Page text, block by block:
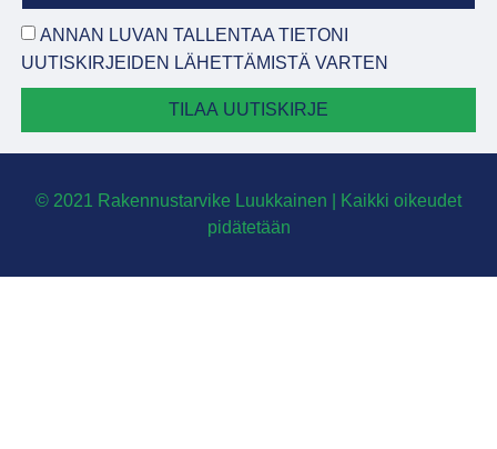
ANNAN LUVAN TALLENTAA TIETONI
UUTISKIRJEIDEN LÄHETTÄMISTÄ VARTEN
TILAA UUTISKIRJE
© 2021 Rakennustarvike Luukkainen | Kaikki oikeudet
pidätetään